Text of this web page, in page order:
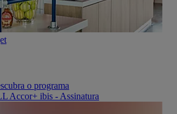
o programa
Accor+ ibis - Assinatura